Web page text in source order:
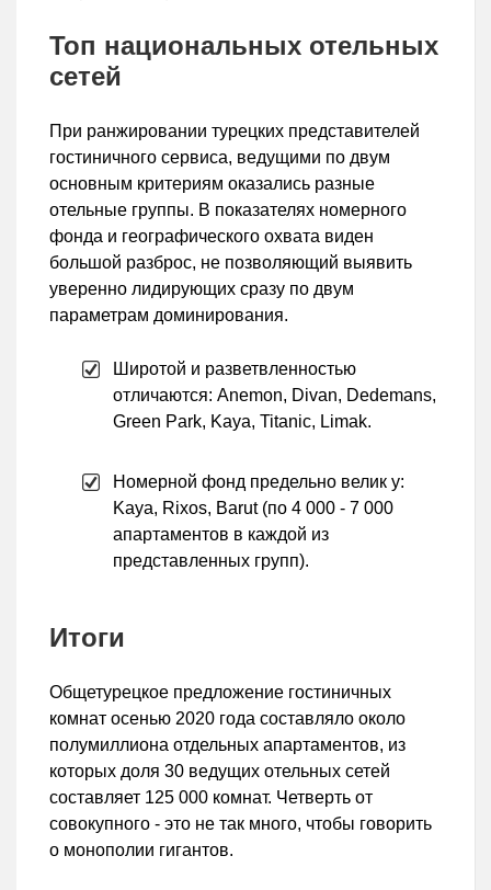
Топ национальных отельных
сетей
При ранжировании турецких представителей
гостиничного сервиса, ведущими по двум
основным критериям оказались разные
отельные группы. В показателях номерного
фонда и географического охвата виден
большой разброс, не позволяющий выявить
уверенно лидирующих сразу по двум
параметрам доминирования.
Широтой и разветвленностью
отличаются: Anemon, Divan, Dedemans,
Green Park, Kaya, Titanic, Limak.
Номерной фонд предельно велик у:
Kaya, Rixos, Barut (по 4 000 - 7 000
апартаментов в каждой из
представленных групп).
Итоги
Общетурецкое предложение гостиничных
комнат осенью 2020 года составляло около
полумиллиона отдельных апартаментов, из
которых доля 30 ведущих отельных сетей
составляет 125 000 комнат. Четверть от
совокупного - это не так много, чтобы говорить
о монополии гигантов.